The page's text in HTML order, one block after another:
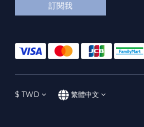
訂閱我
$ TWD 繁體中文